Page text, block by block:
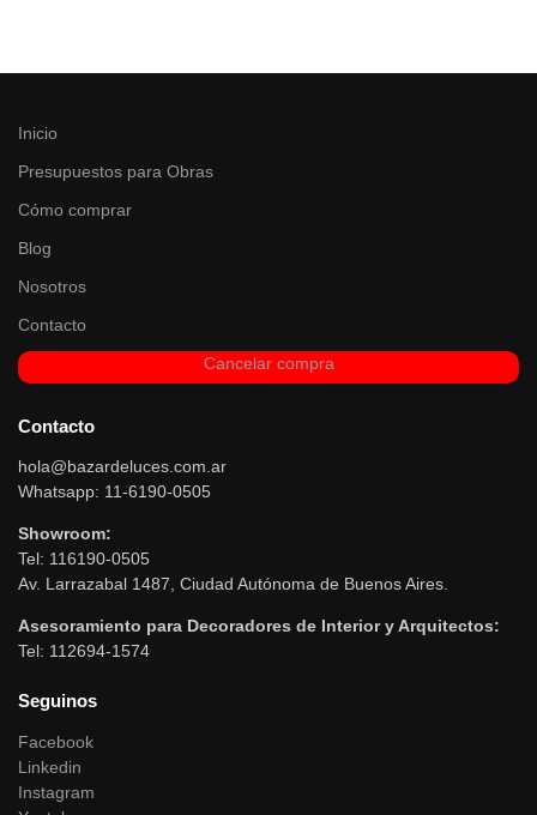
Inicio
Presupuestos para Obras
Cómo comprar
Blog
Nosotros
Contacto
Cancelar compra
Contacto
hola@bazardeluces.com.ar
Whatsapp: 11-6190-0505
Showroom:
Tel: 116190-0505
Av. Larrazabal 1487, Ciudad Autónoma de Buenos Aires.
Asesoramiento para Decoradores de Interior y Arquitectos:
Tel: 112694-1574
Seguinos
Facebook
Linkedin
Instagram